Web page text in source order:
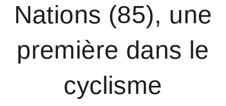
Nations (85), une
première dans le
cyclisme